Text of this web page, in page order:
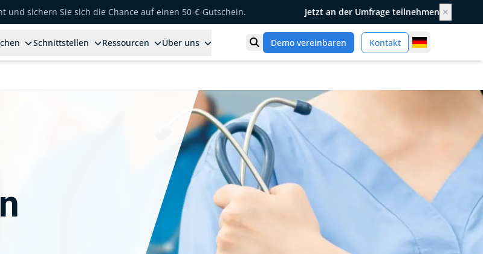
und sichern Sie sich die Chance auf einen 50-€-Gutschein. Jetzt an der Umfrage teilnehmen ✕
Schnittstellen Ressourcen Über uns Suche öffnen
Demo vereinbaren Kontakt Germany